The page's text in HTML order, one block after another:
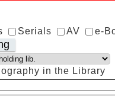
Serials AV e-
in the Library